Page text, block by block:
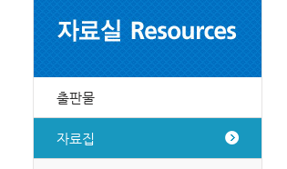
출판물
자료집